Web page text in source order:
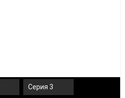
Серия 3